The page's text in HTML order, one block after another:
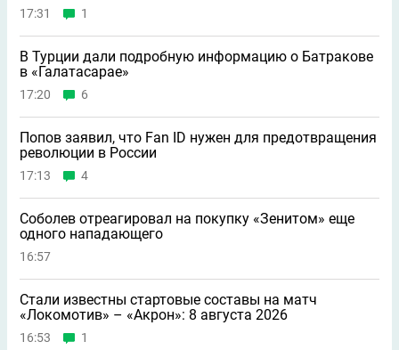
17:31 1
В Турции дали подробную информацию о Батракове
в «Галатасарае»
17:20 6
Попов заявил, что Fan ID нужен для предотвращения
революции в России
17:13 4
Соболев отреагировал на покупку «Зенитом» еще
одного нападающего
16:57
Стали известны стартовые составы на матч
«Локомотив» – «Акрон»: 8 августа 2026
16:53 1